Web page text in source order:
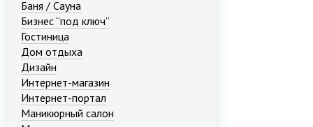
Баня / Сауна
Бизнес “под ключ”
Гостиница
Дом отдыха
Дизайн
Интернет-магазин
Интернет-портал
Маникюрный салон